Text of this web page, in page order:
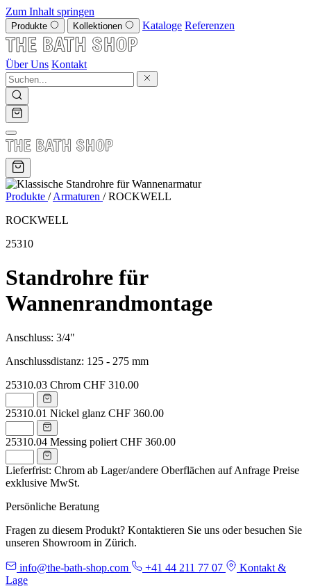
Zum Inhalt springen
Produkte Kollektionen Kataloge Referenzen
Über Uns Kontakt
Produkte / Armaturen / ROCKWELL
ROCKWELL
25310
Standrohre für
Wannenrandmontage
Anschluss: 3/4"
Anschlussdistanz: 125 - 275 mm
25310.03 Chrom CHF 310.00
25310.01 Nickel glanz CHF 360.00
25310.04 Messing poliert CHF 360.00
Lieferfrist: Chrom ab Lager/andere Oberflächen auf Anfrage Preise
exklusive MwSt.
Persönliche Beratung
Fragen zu diesem Produkt? Kontaktieren Sie uns oder besuchen Sie
unseren Showroom in Zürich.
info@the-bath-shop.com +41 44 211 77 07
Kontakt &
Lage